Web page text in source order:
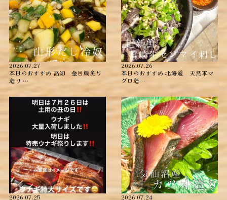
2026.07.27
本日のおすすめ ︎高知 金目鯛炙り
造り ︎…
2026.07.26
本日のおすすめ ︎北海道 天然本マ
グロ造…
2026.07.25
2026.07.24